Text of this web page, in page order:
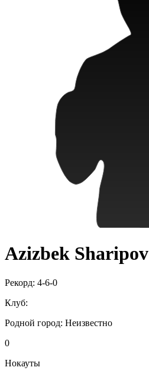
Azizbek Sharipov
Рекорд: 4-6-0
Клуб:
Родной город: Неизвестно
0
Нокауты